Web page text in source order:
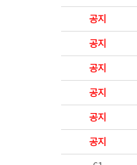
공지
공지
공지
공지
공지
공지